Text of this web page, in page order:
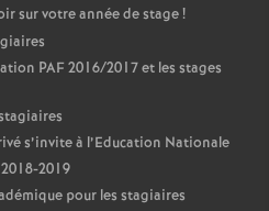
sur votre année de stage!
PAF2016/2017 et les stages
s’invite à l’Education Nationale
2019
pour les stagiaires